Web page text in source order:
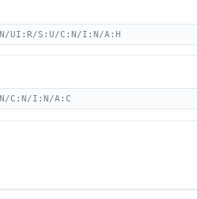
UI:R/S:U/C:N/I:N/A:H
C:N/I:N/A:C